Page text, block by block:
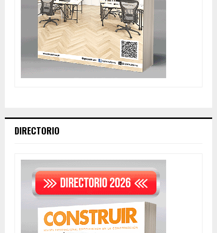
DIRECTORIO